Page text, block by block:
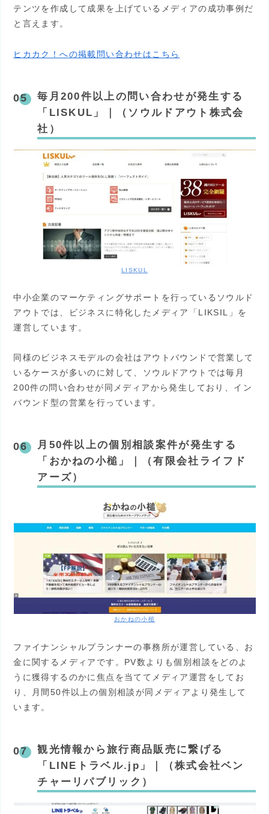
テンツを作成して成果を上げているメディアの成功事例だ
と言えます。
ヒカカク！への掲載問い合わせはこちら
毎月200件以上の問い合わせが発生する
「LISKUL」｜（ソウルドアウト株式会
社）
LISKUL
中小企業のマーケティングサポートを行っているソウルド
アウトでは、ビジネスに特化したメディア「LIKSIL」を
運営しています。
同様のビジネスモデルの会社はアウトバウンドで営業して
いるケースが多いのに対して、ソウルドアウトでは毎月
200件の問い合わせが同メディアから発生しており、イン
バウンド型の営業を行っています。
月50件以上の個別相談案件が発生する
「おかねの小槌」｜（有限会社ライフド
アーズ）
おかねの小槌
ファイナンシャルプランナーの事務所が運営している、お
金に関するメディアです。PV数よりも個別相談をどのよ
うに獲得するのかに焦点を当ててメディア運営をしてお
り、月間50件以上の個別相談が同メディアより発生して
います。
観光情報から旅行商品販売に繋げる
「LINEトラベル.jp」｜（株式会社ベン
チャーリパブリック）